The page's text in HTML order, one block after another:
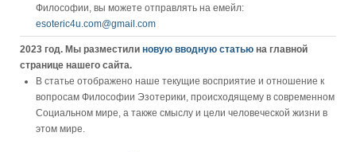
Философии, вы можете отправлять на емейл:
esoteric4u.com@gmail.com
2023 год. Мы разместили новую вводную статью на главной
странице нашего сайта.
В статье отображено наше текущие восприятие и отношение к
вопросам Философии Эзотерики, происходящему в современном
Социальном мире, а также смыслу и цели человеческой жизни в
этом мире.